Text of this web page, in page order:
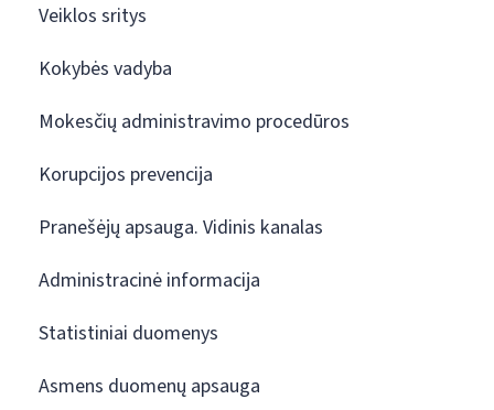
Veiklos sritys
Kokybės vadyba
Mokesčių administravimo procedūros
Korupcijos prevencija
Pranešėjų apsauga. Vidinis kanalas
Administracinė informacija
Statistiniai duomenys
Asmens duomenų apsauga